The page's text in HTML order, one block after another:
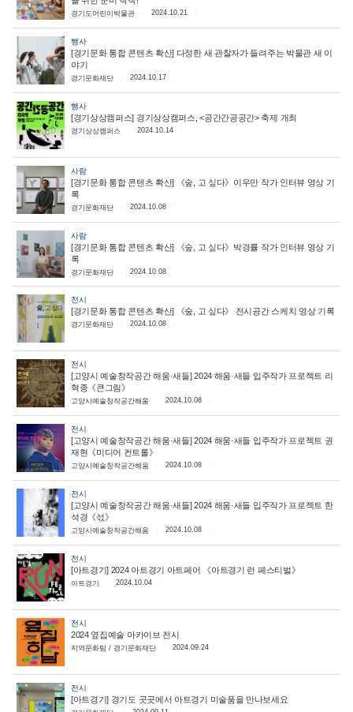
경기도어린이박물관 2024.10.21
행사
[경기문화 통합 콘텐츠 확산] 다정한 새 관찰자가 들려주는 박물관 새 이
야기
경기문화재단 2024.10.17
행사
[경기상상캠퍼스] 경기상상캠퍼스, <공간간공공간> 축제 개최
경기상상캠퍼스 2024.10.14
사람
[경기문화 통합 콘텐츠 확산] 《숲, 고 싶다》이우만 작가 인터뷰 영상 기
록
경기문화재단 2024.10.08
사람
[경기문화 통합 콘텐츠 확산] 《숲, 고 싶다》박경률 작가 인터뷰 영상 기
록
경기문화재단 2024.10.08
전시
[경기문화 통합 콘텐츠 확산] 《숲, 고 싶다》 전시공간 스케치 영상 기록
경기문화재단 2024.10.08
전시
[고양시 예술창작공간 해움·새들] 2024 해움·새들 입주작가 프로젝트 리
혁종《큰그림》
고양시예술창작공간해움 2024.10.08
전시
[고양시 예술창작공간 해움·새들] 2024 해움·새들 입주작가 프로젝트 권
재현《미디어 컨트롤》
고양시예술창작공간해움 2024.10.08
전시
[고양시 예술창작공간 해움·새들] 2024 해움·새들 입주작가 프로젝트 한
석경《섟》
고양시예술창작공간해움 2024.10.08
전시
[아트경기] 2024 아트경기 아트페어 《아트경기 런 페스티벌》
아트경기 2024.10.04
전시
2024 옆집예술 아카이브 전시
지역문화팀 / 경기문화재단 2024.09.24
전시
[아트경기] 경기도 곳곳에서 아트경기 미술품을 만나보세요